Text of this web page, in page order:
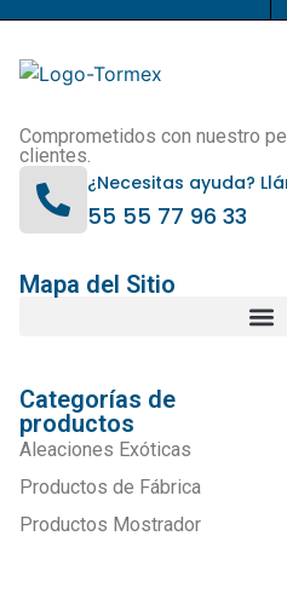
Comprometidos con nuestro
clientes.
¿Necesitas ayuda?
55 55 77 96 33
Mapa del Sitio
Categorías de
productos
Aleaciones Exóticas
Productos de Fábrica
Productos Mostrador